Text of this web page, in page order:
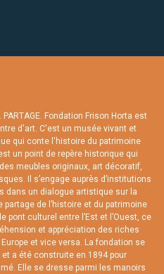
PARTAGE. Fondation Frison Horta est
d'art. C'est un musée vivant et
qui conte l'histoire du patrimoine
un point de repère historique qui
meubles originaux, art décoratif,
Il s’engage auprès d’institutions
dans un dialogue artistique sur la
de l’histoire et du patrimoine
pont culturel entre l’Est et l’Ouest, ce
et appréciation des riches
et vice versa. La fondation se
a été construite en 1894 pour
Elle se dresse parmi les manoirs